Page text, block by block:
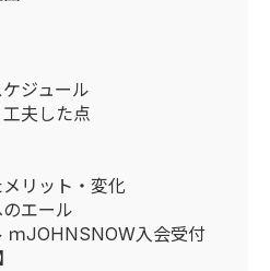
ジュール
夫した点
リット・変化
エール
ｍJOHNSNOW入会受付